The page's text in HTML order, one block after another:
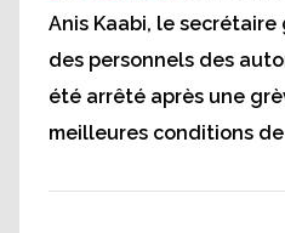
Anis Kaabi, le
des personnels des
été arrêté après une
meilleures conditions